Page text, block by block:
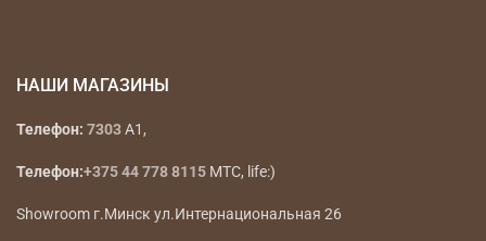
НАШИ МАГАЗИНЫ
Телефон: 7303A1,
Телефон:+375 44 778 8115 МТС, life:)
Showroom г.Минск ул.Интернациональная 26